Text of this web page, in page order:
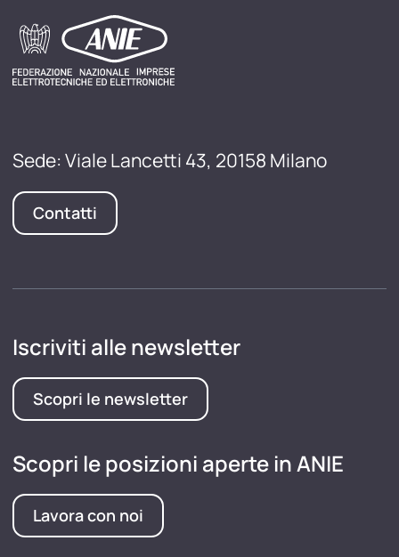
Sede: Viale Lancetti 43, 20158 Milano
Contatti
Iscriviti alle newsletter
Scopri le newsletter
Scopri le posizioni aperte in ANIE
Lavora con noi